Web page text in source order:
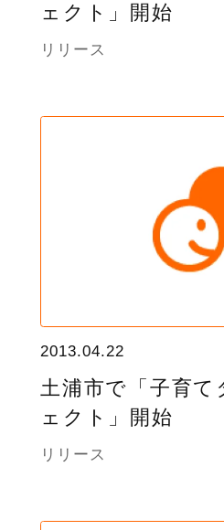
ェクト」開始
リリース
2013.04.22
土浦市で「子育て
ェクト」開始
リリース